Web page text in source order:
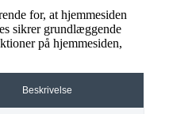
for, at hjemmesiden
sikrer grundlæggende
på hjemmesiden,
Beskrivelse